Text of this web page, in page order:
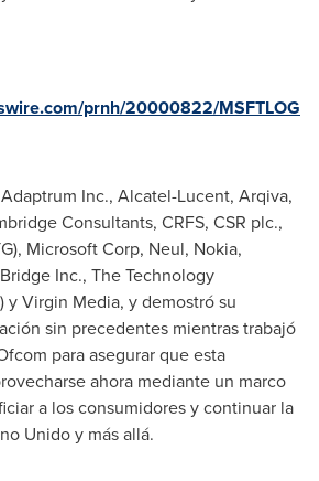
prnh/20000822/MSFTLOG
Inc., Alcatel-Lucent, Arqiva,
Consultants, CRFS, CSR plc.,
Microsoft Corp, Neul, Nokia,
Inc., The Technology
y Virgin Media, y demostró su
sin precedentes mientras trabajó
para asegurar que esta
ahora mediante un marco
a los consumidores y continuar la
Unido y más allá.